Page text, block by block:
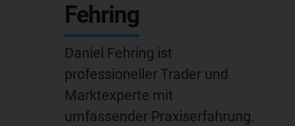
Fehring
Daniel Fehring ist
professioneller Trader und
Marktexperte mit
umfassender Praxiserfahrung.